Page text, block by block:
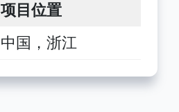
项目位置
中国，浙江